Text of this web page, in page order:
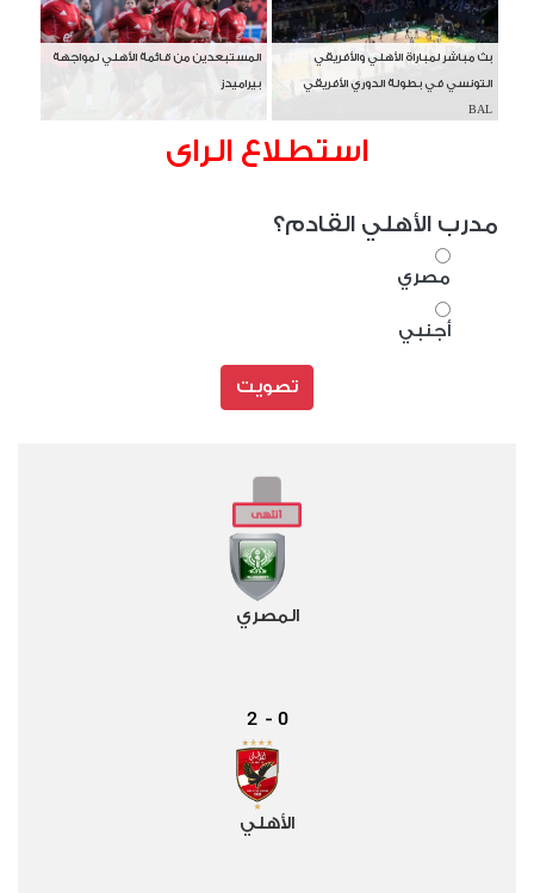
بث مباشر لمباراة الأهلي والأفريقي
التونسي في بطولة الدوري الأفريقي
BAL
المستبعدين من قائمة الأهلي لمواجهة
بيراميدز
استطلاع الراى
مدرب الأهلي القادم؟
مصري
أجنبي
تصويت
المصري
0
-
2
الأهلي